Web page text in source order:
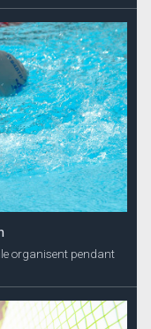
organisent pendant